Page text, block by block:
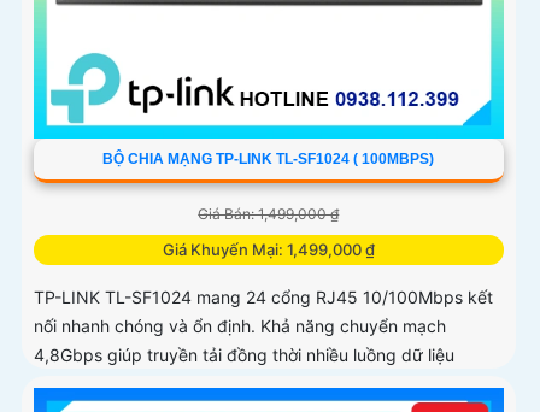
BỘ CHIA MẠNG TP-LINK TL-SF1024 ( 100MBPS)
Giá Bán: 1,499,000 ₫
Giá Khuyến Mại: 1,499,000 ₫
TP-LINK TL-SF1024 mang 24 cổng RJ45 10/100Mbps kết
nối nhanh chóng và ổn định. Khả năng chuyển mạch
4,8Gbps giúp truyền tải đồng thời nhiều luồng dữ liệu